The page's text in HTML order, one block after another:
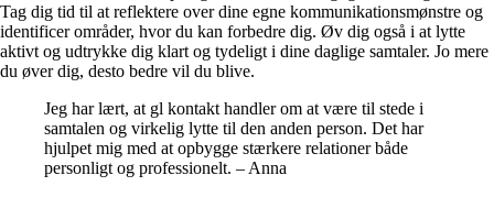
Tag dig tid til at reflektere over dine egne kommunikationsmønstre og
identificer områder, hvor du kan forbedre dig. Øv dig også i at lytte
aktivt og udtrykke dig klart og tydeligt i dine daglige samtaler. Jo mere
du øver dig, desto bedre vil du blive.
Jeg har lært, at gl kontakt handler om at være til stede i
samtalen og virkelig lytte til den anden person. Det har
hjulpet mig med at opbygge stærkere relationer både
personligt og professionelt. – Anna